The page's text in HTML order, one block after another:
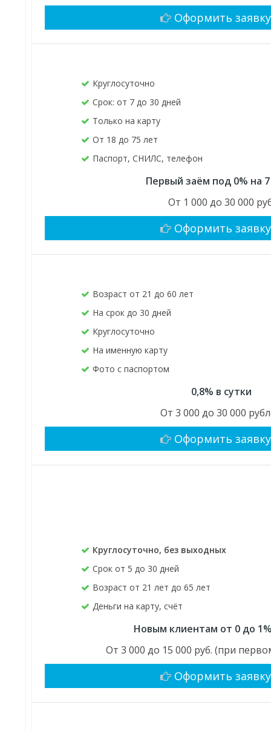
Оформить заявку
Круглосуточно
Срок: от 7 до 30 дней
Только на карту
От 18 до 75 лет
Паспорт, СНИЛС, телефон
Первый заём под 0% на
От 1 000 до 30 000
Оформить заявку
Возраст от 21 до 60 лет
На срок до 30 дней
Круглосуточно
На именную карту
Фото с паспортом
0,8% в сутки
От 3 000 до 30 000
Оформить заявку
Круглосуточно, без выходных
Срок от 5 до 30 дней
Возраст от 21 лет до 65 лет
Деньги на карту, счёт
Новым клиентам от 0 до
От 3 000 до 15 000 руб. (при
Оформить заявку